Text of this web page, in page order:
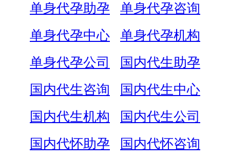
单身代孕助孕
单身代孕咨询
单身代孕中心
单身代孕机构
单身代孕公司
国内代生助孕
国内代生咨询
国内代生中心
国内代生机构
国内代生公司
国内代怀助孕
国内代怀咨询